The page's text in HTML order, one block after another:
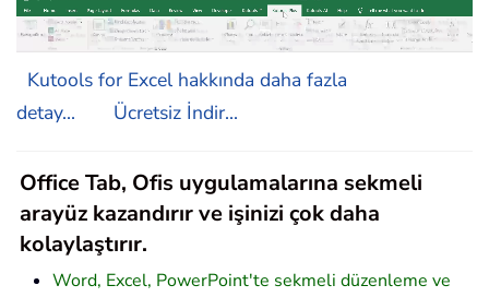
Kutools for Excel hakkında daha fazla
detay...
Ücretsiz İndir...
Office Tab, Ofis uygulamalarına sekmeli
arayüz kazandırır ve işinizi çok daha
kolaylaştırır.
Word, Excel, PowerPoint'te sekmeli düzenleme ve